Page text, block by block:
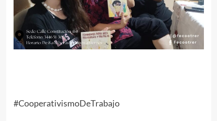
#CooperativismoDeTrabajo